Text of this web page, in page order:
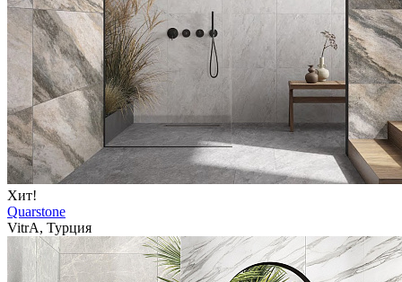
Хит!
Quarstone
VitrA, Турция